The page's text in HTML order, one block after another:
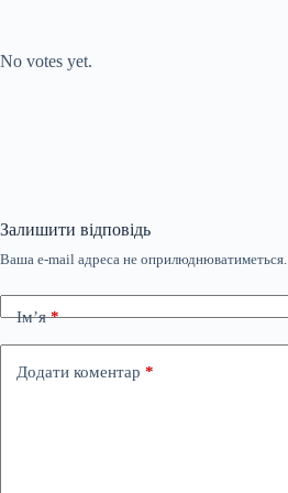
No votes yet.
Залишити відповідь
Ваша e-mail адреса не оприлюднюватиметься.
Ім’я*
Додати коментар *